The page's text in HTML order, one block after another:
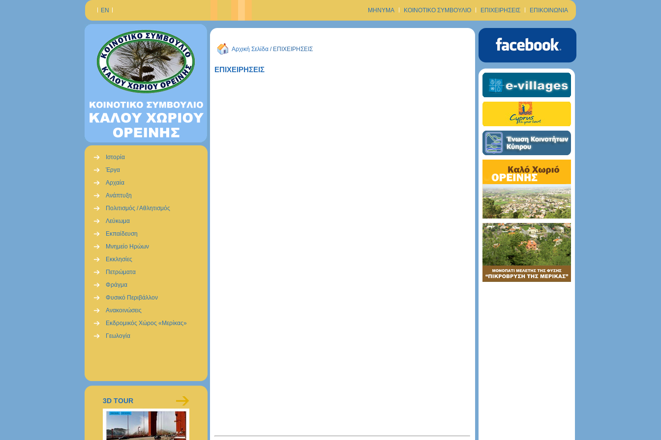
Ιστορία
Έργα
Αρχαία
Ανάπτυξη
Πολιτισμός / Αθλητισμός
Λεύκωμα
Εκπαίδευση
Μνημείο Ηρώων
Εκκλησίες
Πετρώματα
Φράγμα
Φυσικό Περιβάλλον
Ανακοινώσεις
Εκδρομικός Χώρος «Μερίκας»
Γεωλογία
ΕΝ ΜΗΝΥΜΑ ΚΟΙΝΟΤΙΚΟ ΣΥΜΒΟΥΛΙΟ ΕΠΙΧΕΙΡΗΣΕΙΣ ΕΠΙΚΟΙΝΩΝΙΑ
3D TOUR
Αρχική Σελίδα / ΕΠΙΧΕΙΡΗΣΕΙΣ
ΕΠΙΧΕΙΡΗΣΕΙΣ